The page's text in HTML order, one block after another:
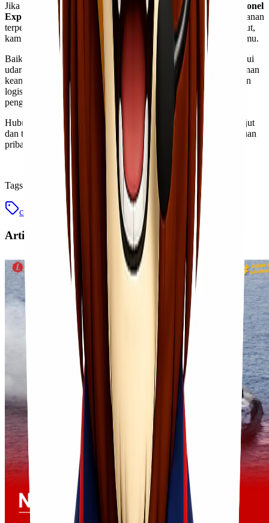
Jika kamu mencari cargo murah via laut Jakarta Kupang
Lionel
Express
adalah solusi yang tepat dengan tarif ekonomis dan layanan
terpercaya. Dengan pengalaman dalam pengiriman udara dan laut,
kami siap memenuhi berbagai kebutuhan pengiriman barang kamu.
Baik untuk pengiriman besar melalui laut maupun ekspres melalui
udara, Lionel Express memberikan layanan terbaik dengan jaminan
keamanan, kecepatan, dan efisiensi biaya. Percayakan kebutuhan
logistik kamu kepada Lionel Express dan nikmati pengalaman
pengiriman yang aman, cepat, dan profesional.
Hubungi kami sekarang untuk mendapatkan informasi lebih lanjut
dan temukan solusi pengiriman terbaik untuk bisnis atau keperluan
pribadi kamu!
Tags
cargo laut cargo murah jakarta kupang
Artikel Terkait